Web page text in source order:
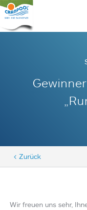
< Zurück
Wir freuen uns sehr,